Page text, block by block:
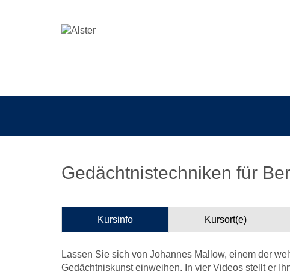
Gedächtnistechniken für
Kursinfo Kursort(e)
Lassen Sie sich von Johannes Mallow, einem der
Gedächtniskunst einweihen. In vier Videos stellt er